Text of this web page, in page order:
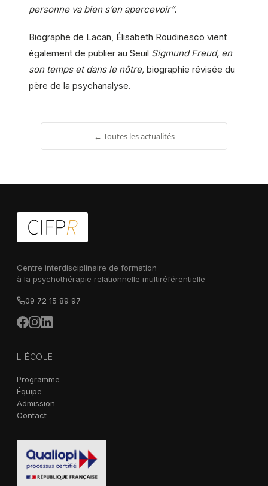
personne va bien s’en apercevoir”.
Biographe de Lacan, Élisabeth Roudinesco vient
également de publier au Seuil Sigmund Freud, en
son temps et dans le nôtre, biographie révisée du
père de la psychanalyse.
← Toutes les actualités
Centre interdisciplinaire de formation
à la psychothérapie relationnelle multiréférentielle
09 72 15 89 97
L'ÉCOLE
Programme
Équipe
Admission
Contact